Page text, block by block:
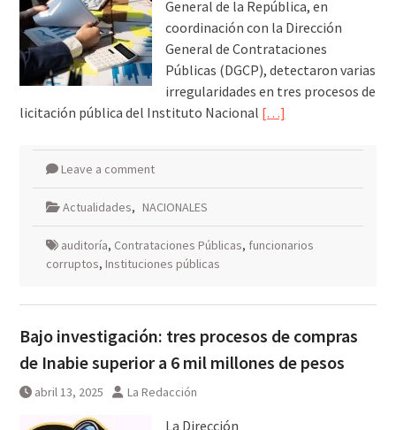
General de la República, en
coordinación con la Dirección
General de Contrataciones
Públicas (DGCP), detectaron varias
irregularidades en tres procesos de
licitación pública del Instituto Nacional […]
Leave a comment
Actualidades, NACIONALES
auditoría, Contrataciones Públicas, funcionarios
corruptos, Instituciones públicas
Bajo investigación: tres procesos de compras
de Inabie superior a 6 mil millones de pesos
abril 13, 2025 La Redacción
La Dirección